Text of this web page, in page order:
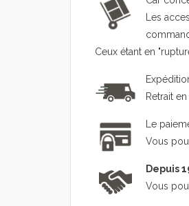
Les
Ceux étant en
Retrait
Le
Vous
Depuis
Vous